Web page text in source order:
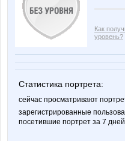
Как
уровень?
Статистика портрета:
сейчас просматривают
зарегистрированные
посетившие портрет за 7